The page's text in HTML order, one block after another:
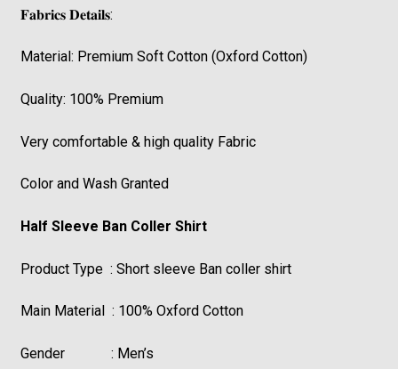
𝐅𝐚𝐛𝐫𝐢𝐜𝐬 𝐃𝐞𝐭𝐚𝐢𝐥𝐬:
Material: Premium Soft Cotton (Oxford Cotton)
Quality: 100% Premium
Very comfortable & high quality Fabric
Color and Wash Granted
Half Sleeve Ban Coller Shirt
Product Type : Short sleeve Ban coller shirt
Main Material : 100% Oxford Cotton
Gender : Men’s